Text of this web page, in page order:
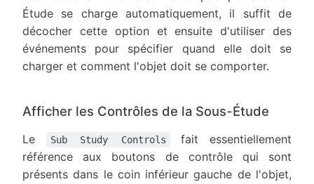
Étude se charge automatiquement, il suffit de
décocher cette option et ensuite d'utiliser des
événements pour spécifier quand elle doit se
charger et comment l'objet doit se comporter.
Afficher les Contrôles de la Sous-Étude
Le Sub Study Controls
fait essentiellement
référence aux boutons de contrôle qui sont
présents dans le coin inférieur gauche de l'objet,